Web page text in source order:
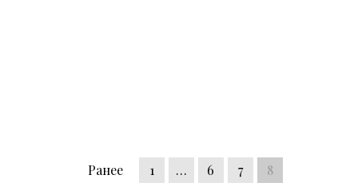
Ранее 1 … 6 7 8